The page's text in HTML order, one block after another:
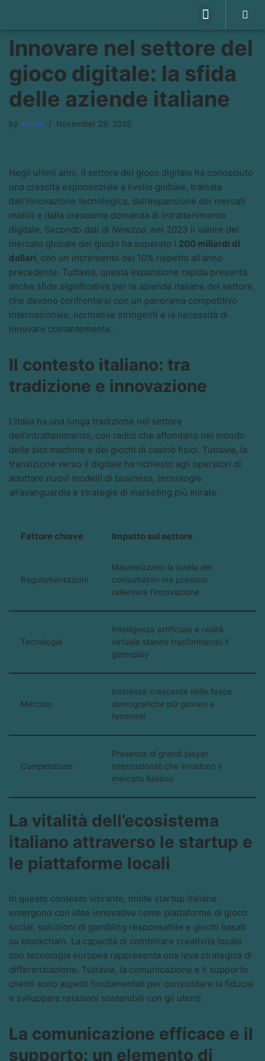
to
Innovare nel settore del
gioco digitale: la sfida
delle aziende italiane
by admin November 29, 2025
Negli ultimi anni, il settore del gioco digitale ha conosciuto
una crescita esponenziale a livello globale, trainata
dall’innovazione tecnologica, dall’espansione dei mercati
mobili e dalla crescente domanda di intrattenimento
digitale. Secondo dati di Newzoo, nel 2023 il valore del
mercato globale dei giochi ha superato i 200 miliardi di
dollari, con un incremento del 10% rispetto all’anno
precedente. Tuttavia, questa espansione rapida presenta
anche sfide significative per le aziende italiane del settore,
che devono confrontarsi con un panorama competitivo
internazionale, normative stringenti e la necessità di
innovare costantemente.
Il contesto italiano: tra
tradizione e innovazione
L’Italia ha una lunga tradizione nel settore
dell’intrattenimento, con radici che affondano nel mondo
delle slot machine e dei giochi di casinò fisici. Tuttavia, la
transizione verso il digitale ha richiesto agli operatori di
adottare nuovi modelli di business, tecnologie
all’avanguardia e strategie di marketing più mirate.
Fattore chiave Impatto sul settore
Regolamentazioni
Massimizzano la tutela dei
consumatori ma possono
rallentare l’innovazione
Tecnologia
Intelligenza artificiale e realtà
virtuale stanno trasformando il
gameplay
Mercato
Interesse crescente nelle fasce
demografiche più giovani e
femminili
Competizione
Presenza di grandi player
internazionali che invadono il
mercato italiano
La vitalità dell’ecosistema
italiano attraverso le startup e
le piattaforme locali
In questo contesto vibrante, molte startup italiane
emergono con idee innovative come piattaforme di gioco
social, soluzioni di gambling responsabile e giochi basati
su blockchain. La capacità di combinare creatività locale
con tecnologia europea rappresenta una leva strategica di
differenziazione. Tuttavia, la comunicazione e il supporto
clienti sono aspetti fondamentali per consolidare la fiducia
e sviluppare relazioni sostenibili con gli utenti.
La comunicazione efficace e il
supporto: un elemento di